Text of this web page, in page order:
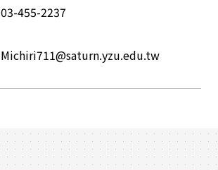
03-455-2237
Michiri711@saturn.yzu.edu.tw